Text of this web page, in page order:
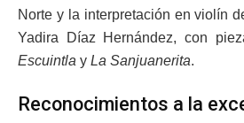
Norte y la interpretación en violín
Yadira Díaz Hernández, con
Escuintla y La Sanjuanerita.
Reconocimientos a la